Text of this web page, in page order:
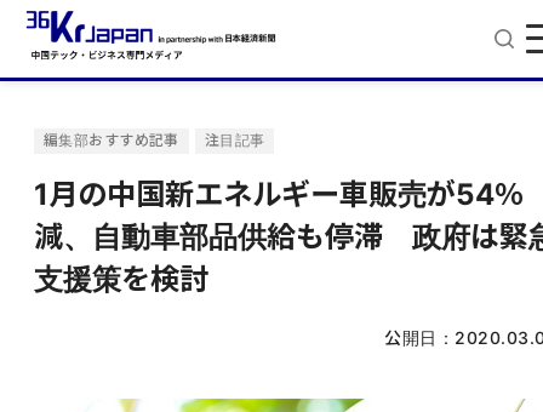
編集部おすすめ記事 注目記事
1月の中国新エネルギー車販売が54％
減、自動車部品供給も停滞 政府は緊
支援策を検討
公開日：